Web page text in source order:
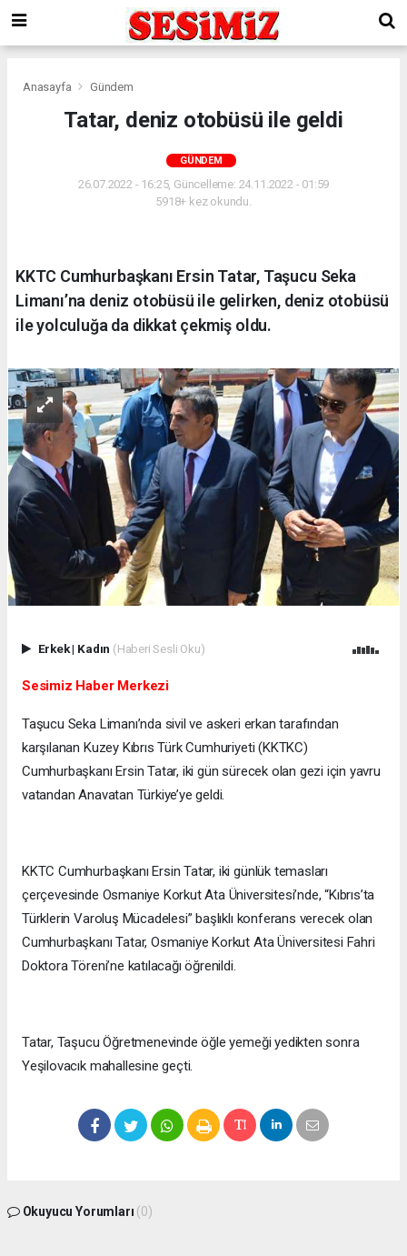
Anasayfa Gündem
Tatar, deniz otobüsü ile geldi
GÜNDEM
26.07.2022 - 16:25, Güncelleme: 24.11.2022 - 01:59
5918+ kez okundu.
KKTC Cumhurbaşkanı Ersin Tatar, Taşucu Seka
Limanı’na deniz otobüsü ile gelirken, deniz otobüsü
ile yolculuğa da dikkat çekmiş oldu.
Erkek| Kadın (Haberi Sesli Oku)
Sesimiz Haber Merkezi
Taşucu Seka Limanı’nda sivil ve askeri erkan tarafından
karşılanan Kuzey Kıbrıs Türk Cumhuriyeti (KKTKC)
Cumhurbaşkanı Ersin Tatar, iki gün sürecek olan gezi için yavru
vatandan Anavatan Türkiye’ye geldi.
KKTC Cumhurbaşkanı Ersin Tatar, iki günlük temasları
çerçevesinde Osmaniye Korkut Ata Üniversitesi’nde, “Kıbrıs’ta
Türklerin Varoluş Mücadelesi” başlıklı konferans verecek olan
Cumhurbaşkanı Tatar, Osmaniye Korkut Ata Üniversitesi Fahri
Doktora Töreni’ne katılacağı öğrenildi.
Tatar, Taşucu Öğretmenevinde öğle yemeği yedikten sonra
Yeşilovacık mahallesine geçti.
Okuyucu Yorumları (0)